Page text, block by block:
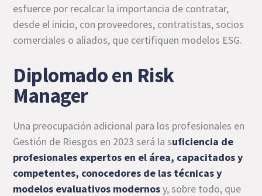
esfuerce por recalcar la importancia de contratar,
desde el inicio, con proveedores, contratistas, socios
comerciales o aliados, que certifiquen modelos ESG.
Diplomado en Risk
Manager
Una preocupación adicional para los profesionales en
Gestión de Riesgos en 2023 será la suficiencia de
profesionales expertos en el área, capacitados y
competentes, conocedores de las técnicas y
modelos evaluativos modernosy, sobre todo, que